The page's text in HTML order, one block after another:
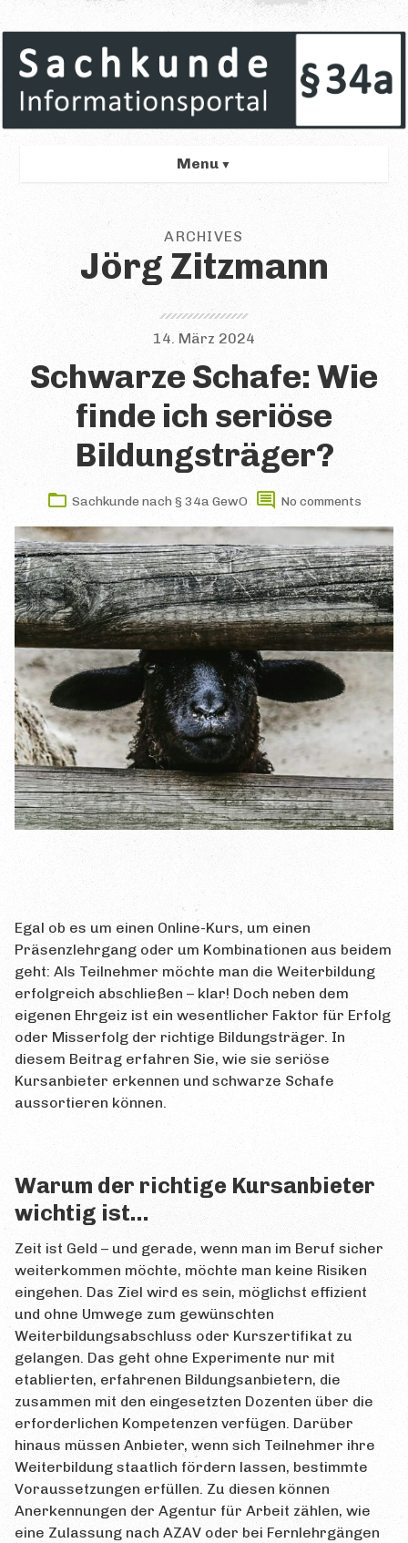
Menu
Übersicht
Rechtlich
Persönlich
VORBEREITUNG
Allgemeine Tipps
Literatur
Lern- & Karteikarten
Online-Kurse
Präsenzlehrgänge
PRÜFUNG
Kurz & Knapp
Voraussetzungen
Themen & Inhalte
Anmeldung zur Prüfung
Prüfungsgebühren
Prüfungsorte
Bewertung
Wiederholung
Zertifikat
GESETZ
FRAGEN
Glossar
Suche
Kontakt
ÜBEN
Testfragen
Insider-Tipps
BLOG
Neueste Beiträge
Alle Beiträge
ARCHIVES
Jörg Zitzmann
14. März 2024
Schwarze Schafe: Wie
finde ich seriöse
Bildungsträger?
Sachkunde nach § 34a GewO No comments
Egal ob es um einen Online-Kurs, um einen
Präsenzlehrgang oder um Kombinationen aus beidem
geht: Als Teilnehmer möchte man die Weiterbildung
erfolgreich abschließen – klar! Doch neben dem
eigenen Ehrgeiz ist ein wesentlicher Faktor für Erfolg
oder Misserfolg der richtige Bildungsträger. In
diesem Beitrag erfahren Sie, wie sie seriöse
Kursanbieter erkennen und schwarze Schafe
aussortieren können.
Warum der richtige Kursanbieter
wichtig ist…
Zeit ist Geld – und gerade, wenn man im Beruf sicher
weiterkommen möchte, möchte man keine Risiken
eingehen. Das Ziel wird es sein, möglichst effizient
und ohne Umwege zum gewünschten
Weiterbildungsabschluss oder Kurszertifikat zu
gelangen. Das geht ohne Experimente nur mit
etablierten, erfahrenen Bildungsanbietern, die
zusammen mit den eingesetzten Dozenten über die
erforderlichen Kompetenzen verfügen. Darüber
hinaus müssen Anbieter, wenn sich Teilnehmer ihre
Weiterbildung staatlich fördern lassen, bestimmte
Voraussetzungen erfüllen. Zu diesen können
Anerkennungen der Agentur für Arbeit zählen, wie
eine Zulassung nach AZAV oder bei Fernlehrgängen